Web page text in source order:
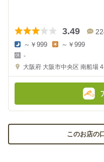
3.49
夜
の
金
～￥999
金
額
～￥999
-
大阪府 大阪市中央区 南船場
このお店の